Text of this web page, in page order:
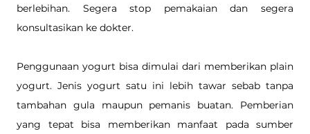
berlebihan. Segera stop pemakaian dan segera
konsultasikan ke dokter.
Penggunaan yogurt bisa dimulai dari memberikan plain
yogurt. Jenis yogurt satu ini lebih tawar sebab tanpa
tambahan gula maupun pemanis buatan. Pemberian
yang tepat bisa memberikan manfaat pada sumber